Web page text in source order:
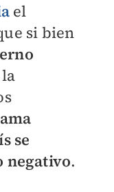
el
si bien
se
negativo.